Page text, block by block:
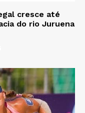
cresce até
do rio Juruena